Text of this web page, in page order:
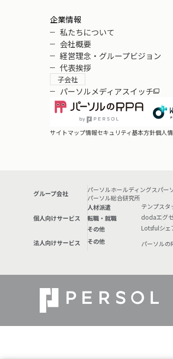
企業情報
私たちについて
会社概要
経営理念・グループビジョン
代表挨拶
子会社
パーソルメディアスイッチ
サイトマップ情報セキュリティ基本方針個人
グループ会社 パーソルホールディングスパー
パーソル総合研究所
個人向けサービス
人材派遣 テンプスタ
転職・就職
dodaエグ
その他
Lotsfulシェ
法人向けサービス その他 パーソルの